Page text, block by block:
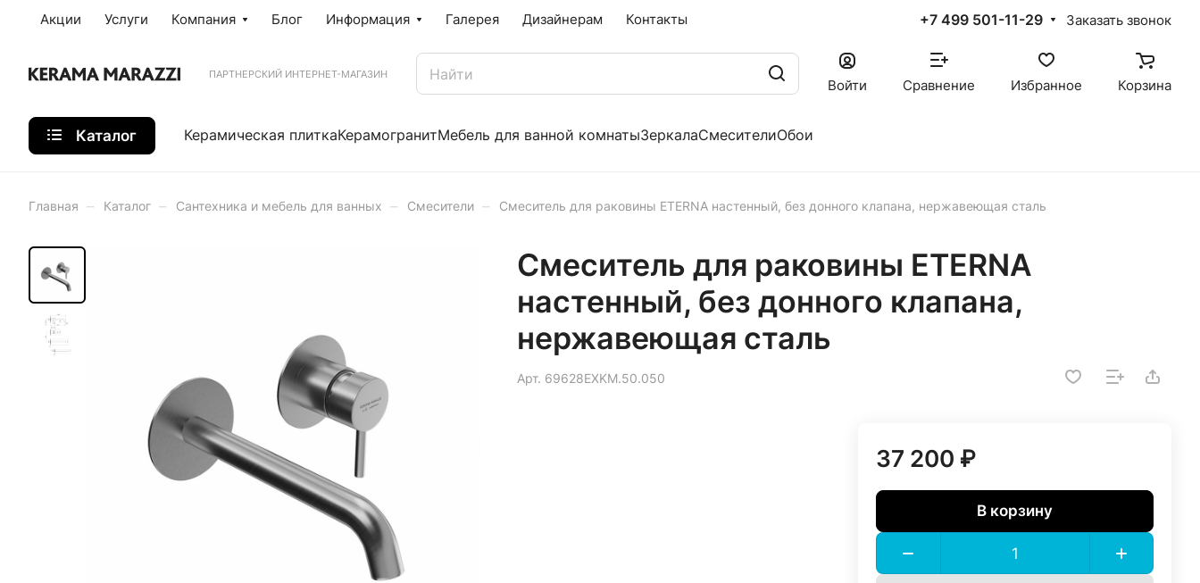
Акции Услуги Компания Блог Информация Галерея Дизайнерам Контакты +7 499 501-11-29 Заказать звонок
ПАРТНЕРСКИЙ ИНТЕРНЕТ-МАГАЗИН
Войти Сравнение Избранное Корзина
Каталог Керамическая плиткаКерамогранитМебель для ванной комнатыЗеркалаСмесителиОбои
Главная – Каталог – Сантехника и мебель для ванных – Смесители – Смеситель для раковины ETERNA настенный, без донного клапана, нержавеющая сталь
Смеситель для раковины ETERNA
настенный, без донного клапана,
нержавеющая сталь
Арт. 69628EXKM.50.050
37 200 ₽
В корзину